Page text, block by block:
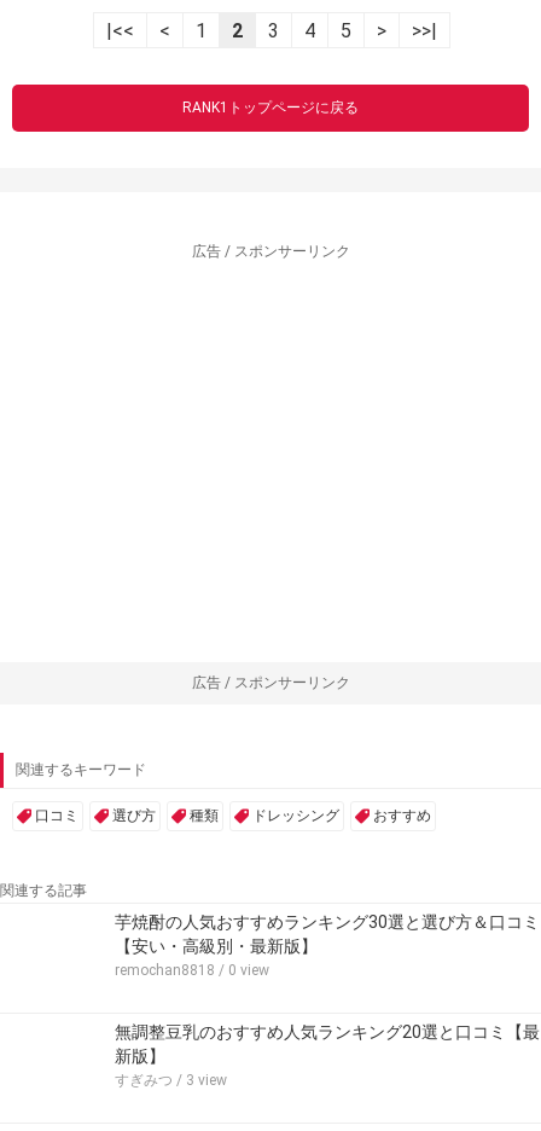
|<< < 1 2 3 4 5 > >>|
RANK1トップページに戻る
広告 / スポンサーリンク
広告 / スポンサーリンク
関連するキーワード
口コミ 選び方 種類 ドレッシング おすすめ
関連する記事
芋焼酎の人気おすすめランキング30選と選び方＆口コミ
【安い・高級別・最新版】
remochan8818 / 0 view
無調整豆乳のおすすめ人気ランキング20選と口コミ【最
新版】
すぎみつ / 3 view